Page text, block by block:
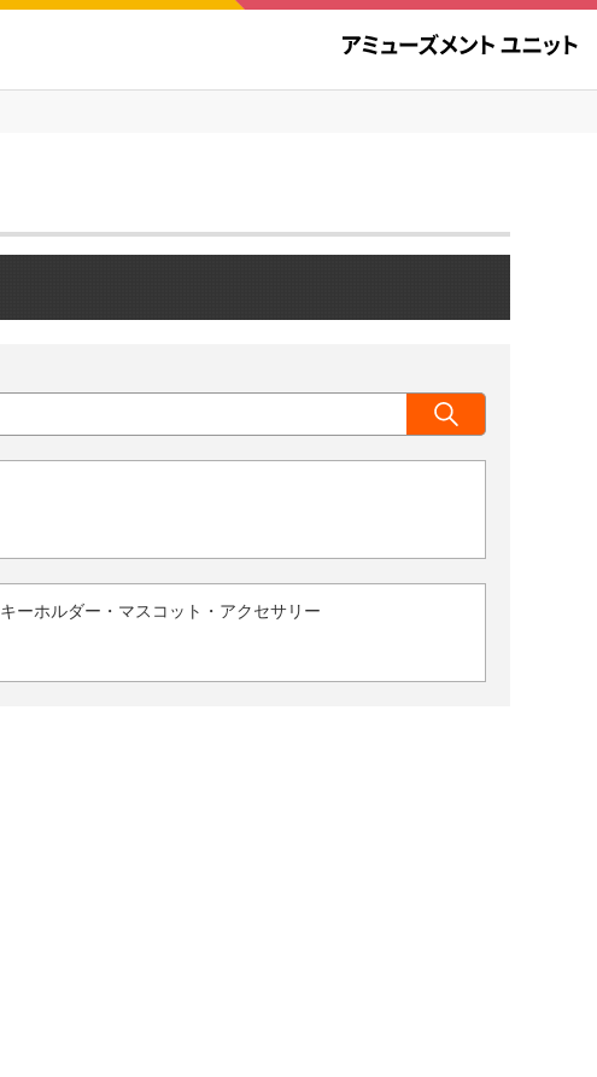
キーホルダー・マスコット・アクセサリー